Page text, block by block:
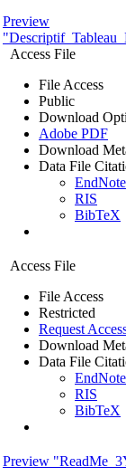
Preview
Access File
File Access
Public
Download
Adobe PDF
Download
Data File
RIS
BibTeX
Access File
File Access
Restricted
Request
Download
Data File
RIS
BibTeX
Preview